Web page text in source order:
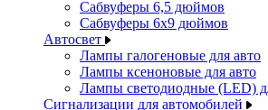
Сабвуферы 6,5 дюймов
Сабвуферы 6x9 дюймов
Автосвет
Лампы галогеновые для авто
Лампы ксеноновые для авто
Лампы светодиодные (LED)
Сигнализации для автомобилей